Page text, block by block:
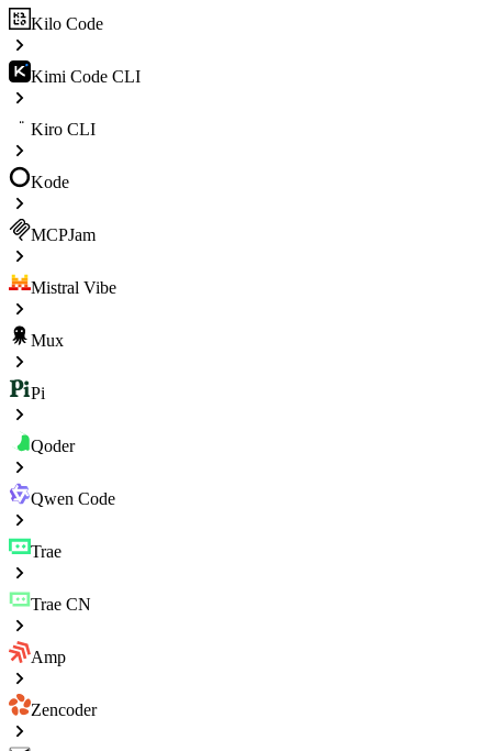
Kilo Code
Kimi Code CLI
Kiro CLI
Kode
MCPJam
Mistral Vibe
Mux
Pi
Qoder
Qwen Code
Trae
Trae CN
Amp
Zencoder